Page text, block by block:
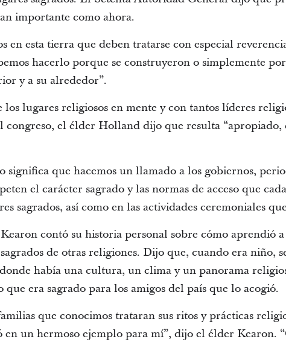
importante como ahora.
en esta tierra que deben tratarse con especial
hacerlo porque se construyeron o simplemente
y a su alrededor”.
lugares religiosos en mente y con tantos líderes
congreso, el élder Holland dijo que resulta “apropiado,
significa que hacemos un llamado a los gobiernos,
el carácter sagrado y las normas de acceso que
sagrados, así como en las actividades ceremoniales
contó su historia personal sobre cómo aprendió
de otras religiones. Dijo que, cuando era niño,
había una cultura, un clima y un panorama
era sagrado para los amigos del país que lo acogió.
que conocimos trataran sus ritos y prácticas
en un hermoso ejemplo para mí”, dijo el élder Kearon.